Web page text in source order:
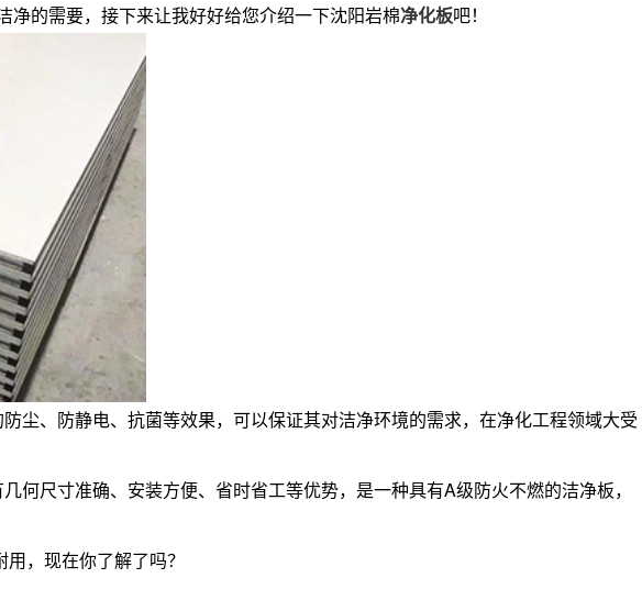
的需要，接下来让我好好给您介绍一下沈阳岩棉净化板吧！
尘、防静电、抗菌等效果，可以保证其对洁净环境的需求，在净化工程领域大受
尺寸准确、安装方便、省时省工等优势，是一种具有A级防火不燃的洁净板，
，现在你了解了吗？